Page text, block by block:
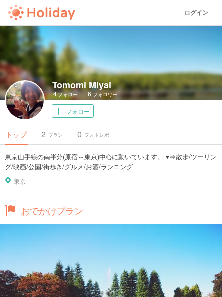
ログイン
Tomomi Miyai
4フォロー 6 フォロワー
フォロー
トップ プラン
2 フォトレポ
0
東京山手線の南半分(原宿～東京)中心に動いています。 ♥⇒散歩/ツーリン
グ/映画/公園/街歩き/グルメ/お酒/ランニング
東京
おでかけプラン